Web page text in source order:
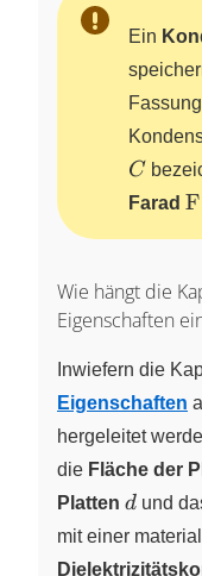
Ein
C
C
Farad F
Wie hängt die
Eigenschaften
Inwiefern die
Eigenschaften
hergeleitet
die Fläche der
Platten d
d und
mit einer